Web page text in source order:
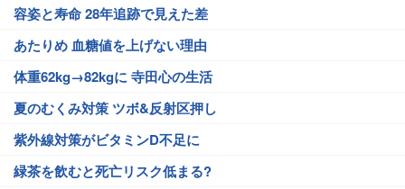
容姿と寿命 28年追跡で見えた差
あたりめ 血糖値を上げない理由
体重62kg→82kgに 寺田心の生活
夏のむくみ対策 ツボ&反射区押し
紫外線対策がビタミンD不足に
緑茶を飲むと死亡リスク低まる?